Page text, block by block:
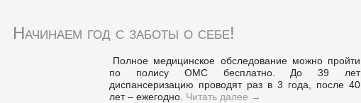
Начинаем год с заботы о себе!
Полное медицинское обследование можно пройти
по полису ОМС бесплатно. До 39 лет
диспансеризацию проводят раз в 3 года, после 40
лет – ежегодно. Читать далее →